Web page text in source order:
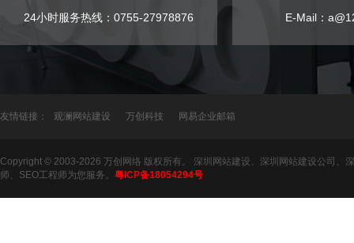
24小时服务热线：0755-27978876 E-Mail：
友情链接： 观澜网站建设 万创科技 网易企业邮箱
Copyright © 2003-2026 万创网络 版权所有。 深圳网站建设、深圳网站建设公司、
师、SEO工程师为您服务。 粤ICP备18054294号